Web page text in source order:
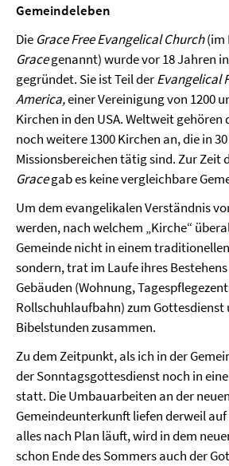
Gemeindeleben
Die Grace Free Evangelical Church(im
Gracegenannt) wurde vor 18 Jahren
gegründet. Sie ist Teil derEvangelical
America,einer Vereinigung von 1200
Kirchen in den USA. Weltweit gehören
noch weitere 1300 Kirchen an, die in
Missionsbereichen tätig sind. Zur Zeit
Gracegab es keine vergleichbare
Um dem evangelikalen Verständnis
werden, nach welchem „Kirche“
Gemeinde nicht in einem
sondern, trat im Laufe ihres
Gebäuden (Wohnung,
Rollschuhlaufbahn) zum Gottesdienst
Bibelstunden zusammen.
Zu dem Zeitpunkt, als ich in der
der Sonntagsgottesdienst noch in
statt. Die Umbauarbeiten an der neuen
Gemeindeunterkunft liefen derweil
alles nach Plan läuft, wird in dem
schon Ende des Sommers auch der